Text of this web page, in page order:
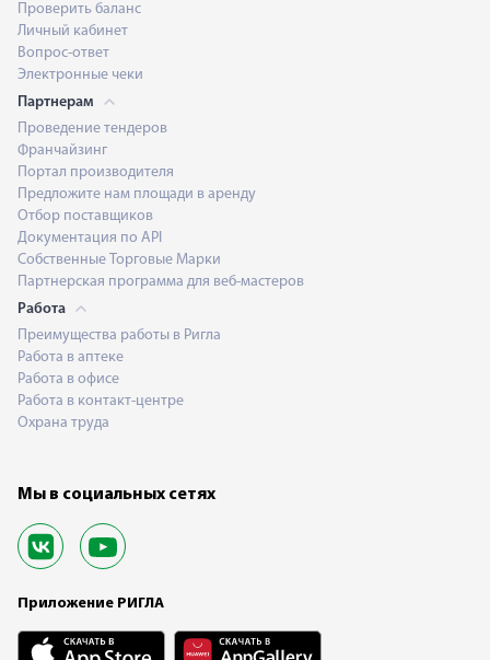
Проверить баланс
Личный кабинет
Вопрос-ответ
Электронные чеки
Партнерам
Проведение тендеров
Франчайзинг
Портал производителя
Предложите нам площади в аренду
Отбор поставщиков
Документация по API
Собственные Торговые Марки
Партнерская программа для веб-мастеров
Работа
Преимущества работы в Ригла
Работа в аптеке
Работа в офисе
Работа в контакт-центре
Охрана труда
Мы в социальных сетях
Приложение РИГЛА